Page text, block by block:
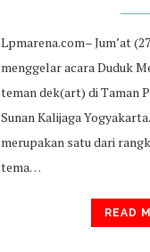
Lpmarena.com– Jum’at
menggelar acara Duduk
teman dek(art) di Taman
Sunan Kalijaga
merupakan satu dari
tema…
READ